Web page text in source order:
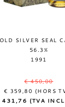
SILVER SEAL
56.3%
1991
€ 450,00
€ 359,80 (HORS
431,76 (TVA